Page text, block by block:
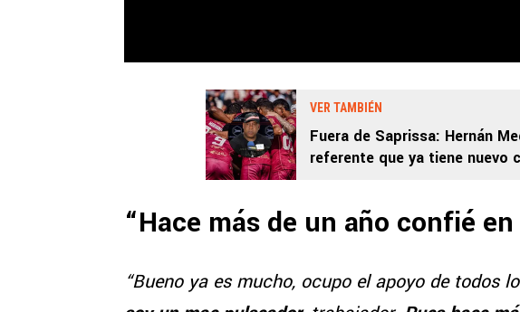
VER TAMBIÉN
Fuera de Saprissa: Hernán
referente que ya tiene nuevo
“Hace más de un año confié
“Bueno ya es mucho, ocupo el apoyo de todos